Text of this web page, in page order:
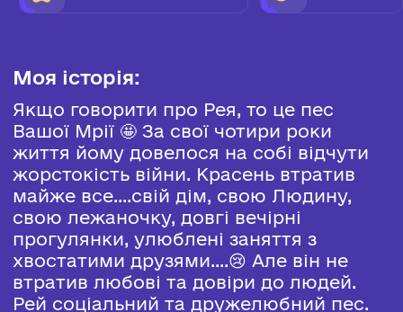
Моя історія:
Якщо говорити про Рея, то це пес
Вашої Мрії 🤩 За свої чотири роки
життя йому довелося на собі відчути
жорстокість війни. Красень втратив
майже все....свій дім, свою Людину,
свою лежаночку, довгі вечірні
прогулянки, улюблені заняття з
хвостатими друзями....😢 Але він не
втратив любові та довіри до людей.
Рей соціальний та дружелюбний пес.